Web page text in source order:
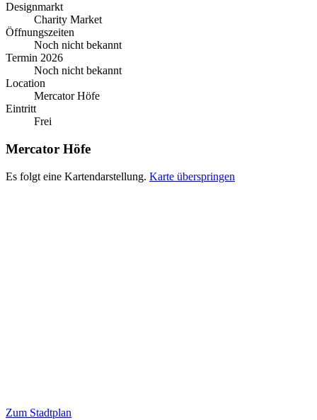
Designmarkt
Charity Market
Öffnungszeiten
Noch nicht bekannt
Termin 2026
Noch nicht bekannt
Location
Mercator Höfe
Eintritt
Frei
Mercator Höfe
Es folgt eine Kartendarstellung. Karte überspringen
Zum Stadtplan